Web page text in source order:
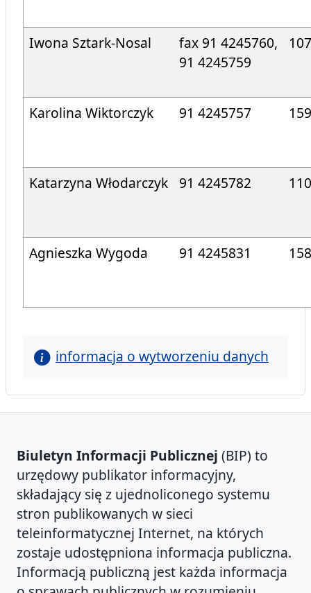
Iwona Sztark-Nosal
fax 91 4245760,
91 4245759
107
Karolina Wiktorczyk 91 4245757 159
Katarzyna Włodarczyk 91 4245782 110
Agnieszka Wygoda 91 4245831 158
informacja o wytworzeniu danych
Biuletyn Informacji Publicznej (BIP) to
urzędowy publikator informacyjny,
składający się z ujednoliconego systemu
stron publikowanych w sieci
teleinformatycznej Internet, na których
zostaje udostępniona informacja publiczna.
Informacją publiczną jest każda informacja